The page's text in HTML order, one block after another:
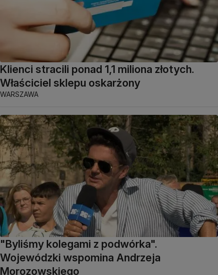
Klienci stracili ponad 1,1 miliona złotych.
Właściciel sklepu oskarżony
WARSZAWA
"Byliśmy kolegami z podwórka".
Wojewódzki wspomina Andrzeja
Morozowskiego